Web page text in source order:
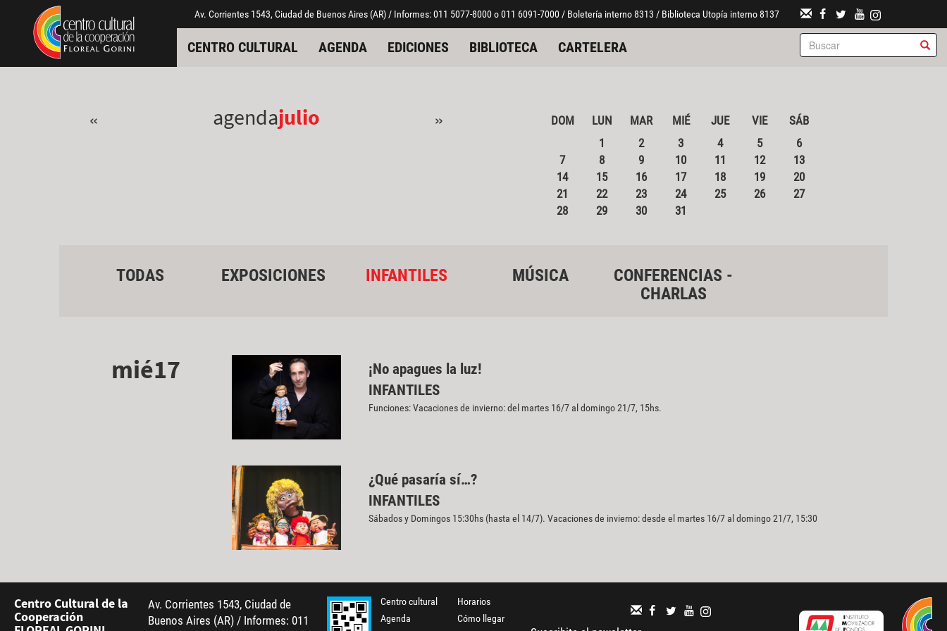
Pasar al contenido principal
Jump to main content Av. Corrientes 1543, Ciudad de Buenos Aires (AR) / Informes: 011 5077-8000 o 011 6091-7000 / Boletería interno 8313 / Biblioteca Utopía interno 8137
CENTRO CULTURAL AGENDA EDICIONES BIBLIOTECA CARTELERA
« agendajulio » DOM LUN MAR MIÉ JUE VIE
SÁB
1
2 3 4 5
6
7
8 9 10 11 12
13
14
15 16 17 18 19
20
21
22 23 24 25 26
27
28
29 30 31
TODAS EXPOSICIONES INFANTILES MÚSICA
CONFERENCIAS -
CHARLAS
mié17
¡No apagues la luz!
INFANTILES
Funciones: Vacaciones de invierno: del martes 16/7 al domingo 21/7, 15hs.
¿Qué pasaría sí…?
INFANTILES
Sábados y Domingos 15:30hs (hasta el 14/7). Vacaciones de invierno: desde el martes 16/7 al domingo 21/7, 15:30
Centro Cultural de la
Cooperación
Av. Corrientes 1543, Ciudad de
Buenos Aires (AR) / Informes: 011
Centro cultural
Agenda
Horarios
Cómo llegar